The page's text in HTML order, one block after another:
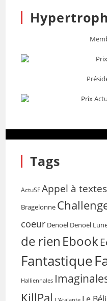
Tags
ActuSF Appel à textes
Bragelonne
coeur Denoël Denoël
de rien Ebook
Fantastique
Halliennales
KillPal